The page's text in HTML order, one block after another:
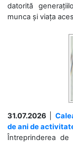
datorită
munca și viața
31.07.2026
de ani de
Întreprinderea de